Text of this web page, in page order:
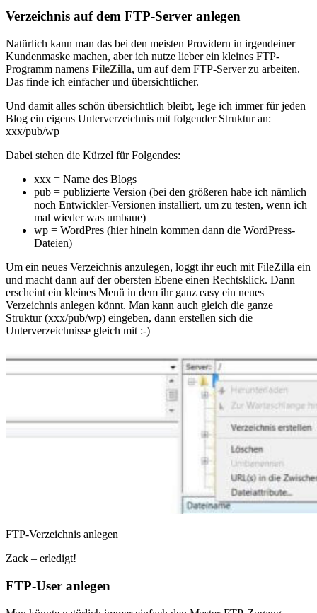
Verzeichnis auf dem FTP-Server anlegen
Natürlich kann man das bei den meisten Providern in irgendeiner
Kundenmaske machen, aber ich nutze lieber ein kleines FTP-
Programm namens FileZilla, um auf dem FTP-Server zu arbeiten.
Das finde ich einfacher und übersichtlicher.
Und damit alles schön übersichtlich bleibt, lege ich immer für jeden
Blog ein eigens Unterverzeichnis mit folgender Struktur an:
xxx/pub/wp
Dabei stehen die Kürzel für Folgendes:
xxx = Name des Blogs
pub = publizierte Version (bei den größeren habe ich nämlich
noch Entwickler-Versionen installiert, um zu testen, wenn ich
mal wieder was umbaue)
wp = WordPres (hier hinein kommen dann die WordPress-
Dateien)
Um ein neues Verzeichnis anzulegen, loggt ihr euch mit FileZilla ein
und macht dann auf der obersten Ebene einen Rechtsklick. Dann
erscheint ein kleines Menü in dem ihr ganz easy ein neues
Verzeichnis anlegen könnt. Man kann auch gleich die ganze
Struktur (xxx/pub/wp) eingeben, dann erstellen sich die
Unterverzeichnisse gleich mit :-)
FTP-Verzeichnis anlegen
Zack – erledigt!
FTP-User anlegen